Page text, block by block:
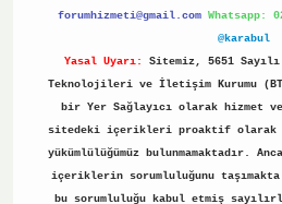
forumhizmeti@gmail.com Whatsapp:
@karabul
Yasal Uyarı:
Sitemiz, 5651
Teknolojileri ve İletişim Kurumu
bir Yer Sağlayıcı olarak hizmet
sitedeki içerikleri proaktif olarak
yükümlülüğümüz bulunmamaktadır.
içeriklerin sorumluluğunu
bu sorumluluğu kabul etmiş